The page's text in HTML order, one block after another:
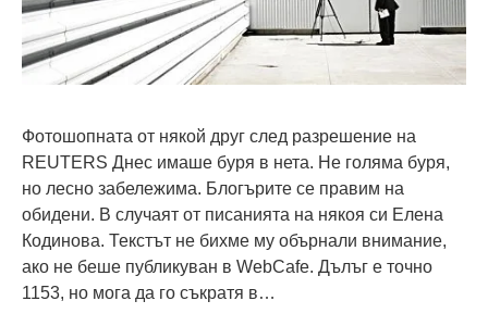
Фотошопната от някой друг след разрешение на
REUTERS Днес имаше буря в нета. Не голяма буря,
но лесно забележима. Блогърите се правим на
обидени. В случаят от писанията на някоя си Елена
Кодинова. Текстът не бихме му обърнали внимание,
ако не беше публикуван в WebCafe. Дълъг е точно
1153, но мога да го съкратя в…